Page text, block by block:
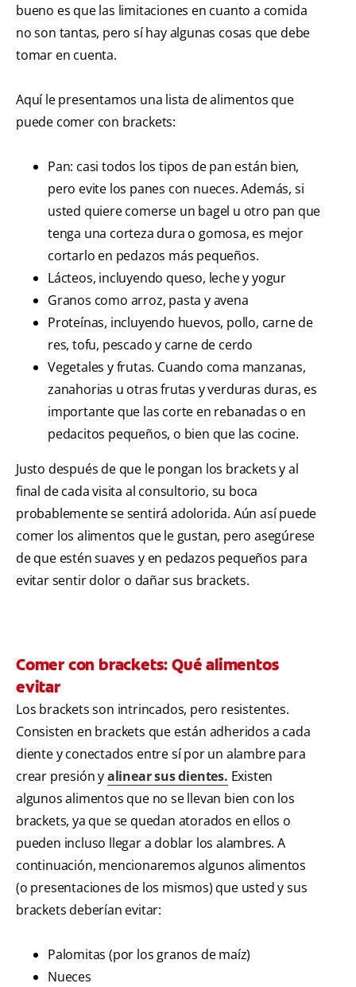
bueno es que las limitaciones en cuanto a comida
no son tantas, pero sí hay algunas cosas que debe
tomar en cuenta.
Aquí le presentamos una lista de alimentos que
puede comer con brackets:
Pan: casi todos los tipos de pan están bien,
pero evite los panes con nueces. Además, si
usted quiere comerse un bagel u otro pan que
tenga una corteza dura o gomosa, es mejor
cortarlo en pedazos más pequeños.
Lácteos, incluyendo queso, leche y yogur
Granos como arroz, pasta y avena
Proteínas, incluyendo huevos, pollo, carne de
res, tofu, pescado y carne de cerdo
Vegetales y frutas. Cuando coma manzanas,
zanahorias u otras frutas y verduras duras, es
importante que las corte en rebanadas o en
pedacitos pequeños, o bien que las cocine.
Justo después de que le pongan los brackets y al
final de cada visita al consultorio, su boca
probablemente se sentirá adolorida. Aún así puede
comer los alimentos que le gustan, pero asegúrese
de que estén suaves y en pedazos pequeños para
evitar sentir dolor o dañar sus brackets.
Comer con brackets: Qué alimentos
evitar
Los brackets son intrincados, pero resistentes.
Consisten en brackets que están adheridos a cada
diente y conectados entre sí por un alambre para
crear presión yalinear sus dientes. Existen
algunos alimentos que no se llevan bien con los
brackets, ya que se quedan atorados en ellos o
pueden incluso llegar a doblar los alambres. A
continuación, mencionaremos algunos alimentos
(o presentaciones de los mismos) que usted y sus
brackets deberían evitar:
Palomitas (por los granos de maíz)
Nueces